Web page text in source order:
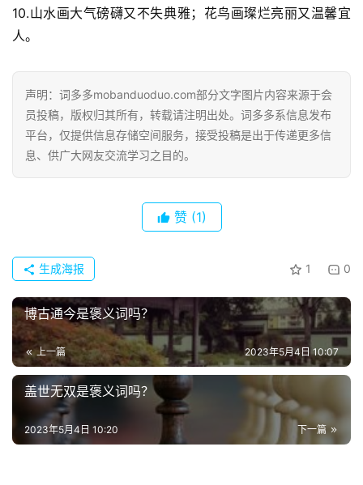
10.山水画大气磅礴又不失典雅；花鸟画璨烂亮丽又温馨宜
人。
声明：词多多mobanduoduo.com部分文字图片内容来源于会
员投稿，版权归其所有，转载请注明出处。词多多系信息发布
平台，仅提供信息存储空间服务，接受投稿是出于传递更多信
息、供广大网友交流学习之目的。
赞 (1)
1 0
生成海报
博古通今是褒义词吗？
上一篇 2023年5月4日 10:07
盖世无双是褒义词吗？
下一篇
2023年5月4日 10:20